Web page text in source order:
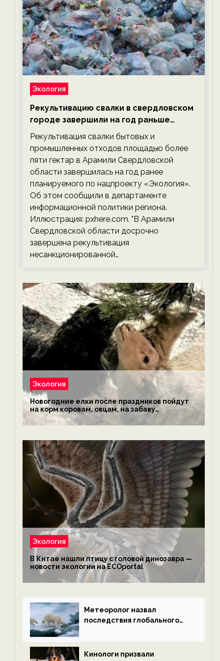
Экология
Рекультивацию свалки в свердловском
городе завершили на год раньше
планируемого срока — новости
экологии на ECOportal
Рекультивация свалки бытовых и
промышленных отходов площадью более
пяти гектар в Арамили Свердловской
области завершилась на год ранее
планируемого по нацпроекту «Экология».
Об этом сообщили в департаменте
информационной политики региона.
Иллюстрация: pxhere.com. "В Арамили
Свердловской области досрочно
завершена рекультивация
несанкционированной…
Экология
Новогодние елки после праздников пойдут
на корм коровам, овцам, на забаву
обезьянам, львам и леопардам — новости
экологии на ECOportal
Экология
В Китае нашли птицу с головой динозавра —
новости экологии на ECOportal
Метеоролог назвал
последствия глобального
ECOportal
Кинологи призвали